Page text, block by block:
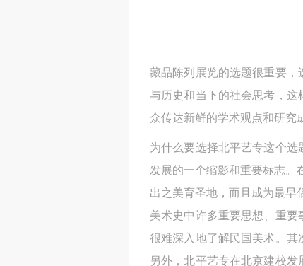
藏品陈列展览的选题很重要
与历史和当下的社会思考，
众传达新鲜的学术观点和研究
为什么要选择北平艺专这个
发展的一个缩影和重要标志。
出之美育圣地，而且成为最早
美术史中许多重要思想、重
很难深入地了解民国美术。其
另外，北平艺专在北京建校